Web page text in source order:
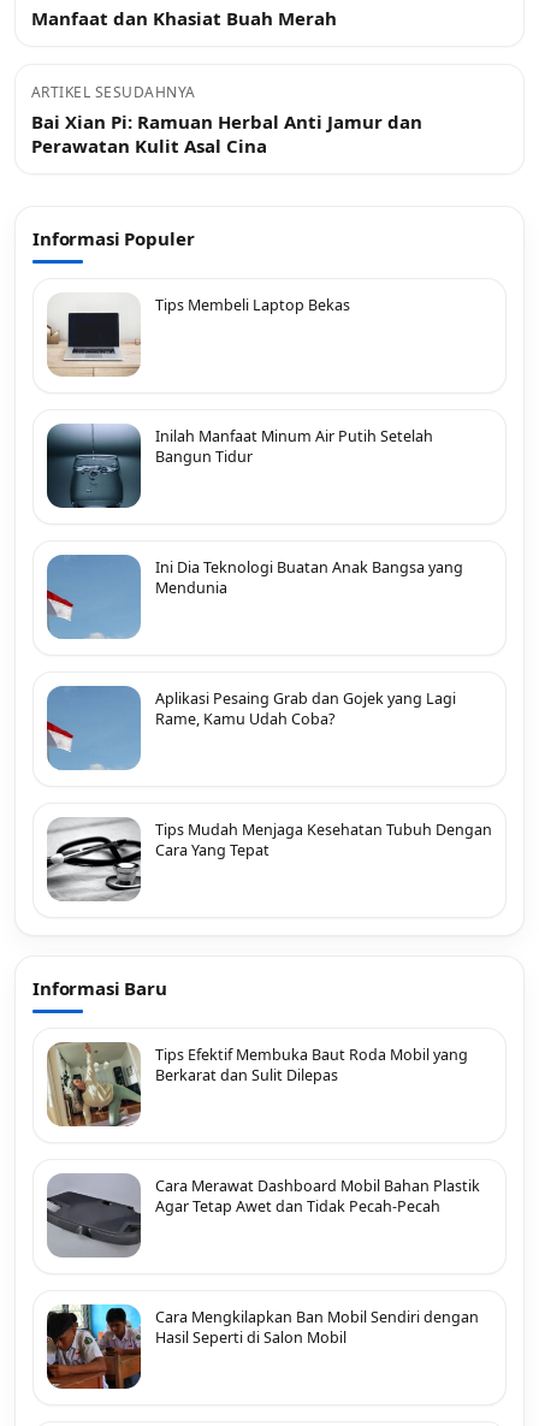
Manfaat dan Khasiat Buah Merah
ARTIKEL SESUDAHNYA
Bai Xian Pi: Ramuan Herbal Anti Jamur dan
Perawatan Kulit Asal Cina
Informasi Populer
Tips Membeli Laptop Bekas
Inilah Manfaat Minum Air Putih Setelah
Bangun Tidur
Ini Dia Teknologi Buatan Anak Bangsa yang
Mendunia
Aplikasi Pesaing Grab dan Gojek yang Lagi
Rame, Kamu Udah Coba?
Tips Mudah Menjaga Kesehatan Tubuh Dengan
Cara Yang Tepat
Informasi Baru
Tips Efektif Membuka Baut Roda Mobil yang
Berkarat dan Sulit Dilepas
Cara Merawat Dashboard Mobil Bahan Plastik
Agar Tetap Awet dan Tidak Pecah-Pecah
Cara Mengkilapkan Ban Mobil Sendiri dengan
Hasil Seperti di Salon Mobil